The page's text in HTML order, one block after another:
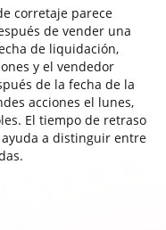
corretaje parece
de vender una
de liquidación,
y el vendedor
de la fecha de la
acciones el lunes,
El tiempo de retraso
a distinguir entre